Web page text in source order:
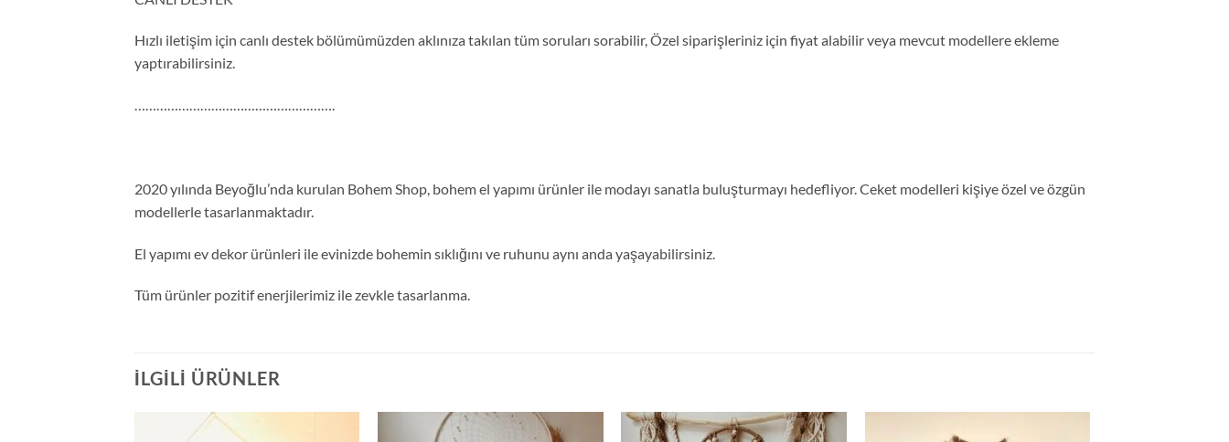
Hızlı iletişim için canlı destek bölümümüzden aklınıza takılan tüm soruları sorabilir, Özel siparişleriniz için fiyat alabilir veya mevcut modellere ekleme
yaptırabilirsiniz.
……………………………………………….
2020 yılında Beyoğlu’nda kurulan Bohem Shop, bohem el yapımı ürünler ile modayı sanatla buluşturmayı hedefliyor. Ceket modelleri kişiye özel ve özgün
modellerle tasarlanmaktadır.
El yapımı ev dekor ürünleri ile evinizde bohemin sıklığını ve ruhunu aynı anda yaşayabilirsiniz.
Tüm ürünler pozitif enerjilerimiz ile zevkle tasarlanma.
İLGILI ÜRÜNLER